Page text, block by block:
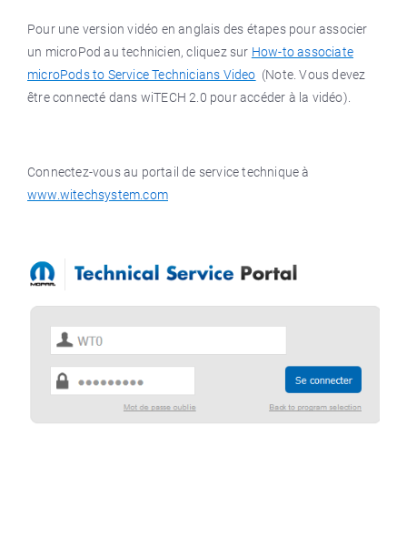
Pour une version vidéo en anglais des étapes pour associer
un microPod au technicien, cliquez sur How-to associate
microPods to Service Technicians Video (Note. Vous devez
être connecté dans wiTECH 2.0 pour accéder à la vidéo).
Connectez-vous au portail de service technique à
www.witechsystem.com